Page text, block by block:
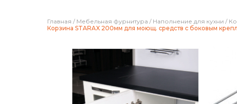
Главная / Мебельная фурнитура / Наполнение для кухни /
Корзина STARAX 200мм для моющ. средств с боковым